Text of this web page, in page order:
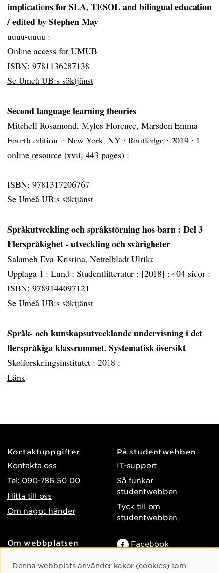
implications for SLA, TESOL and bilingual education
/ edited by Stephen May
uuuu-uuuu :
Online access for UMUB
ISBN: 9781136287138
Se Umeå UB:s söktjänst
Second language learning theories
Mitchell Rosamond, Myles Florence, Marsden Emma
Fourth edition. : New York, NY : Routledge : 2019 : 1
online resource (xvii, 443 pages) :
ISBN: 9781317206767
Se Umeå UB:s söktjänst
Språkutveckling och språkstörning hos barn : Del 3
Flerspråkighet - utveckling och svårigheter
Salameh Eva-Kristina, Nettelbladt Ulrika
Upplaga 1 : Lund : Studentlitteratur : [2018] : 404 sidor :
ISBN: 9789144097121
Se Umeå UB:s söktjänst
Språk- och kunskapsutvecklande undervisning i det
flerspråkiga klassrummet. Systematisk översikt
Skolforskningsinstitutet : 2018 :
Länk
Kontaktuppgifter
Kontakta oss
Tel: 090-786 50 00
Hitta till oss
Om något händer
På studentwebben
IT-support
Så funkar
studentwebben
Tyck till om
studentwebben
Om webbplatsen
Facebook
Cookie-samtycke
Denna webbplats använder kakor (cookies) som